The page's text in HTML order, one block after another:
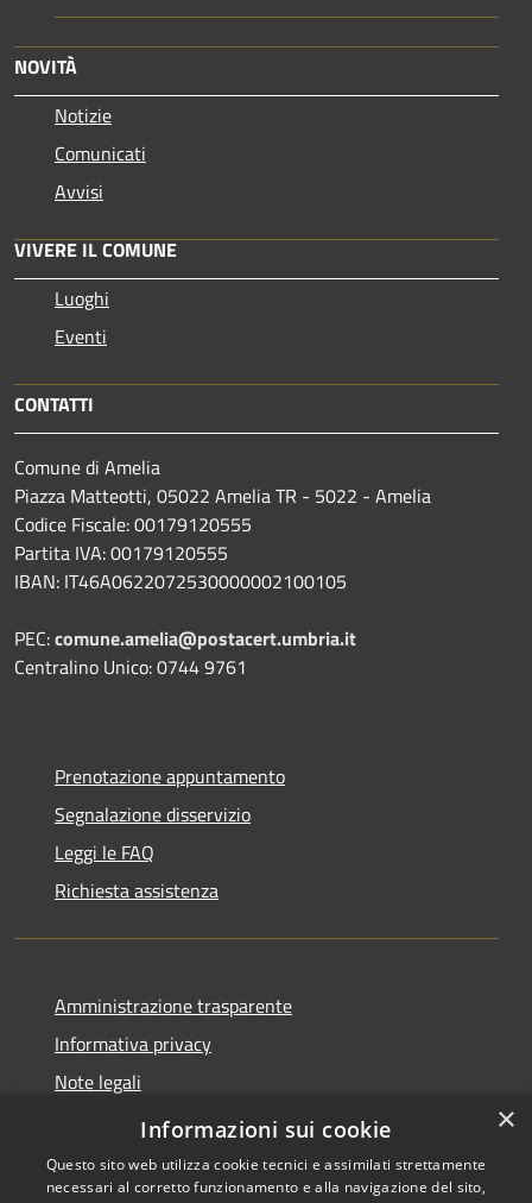
NOVITÀ
Notizie
Comunicati
Avvisi
VIVERE IL COMUNE
Luoghi
Eventi
CONTATTI
Comune di Amelia
Piazza Matteotti, 05022 Amelia TR - 5022 - Amelia
Codice Fiscale: 00179120555
Partita IVA: 00179120555
IBAN: IT46A0622072530000002100105
PEC:comune.amelia@postacert.umbria.it
Centralino Unico: 0744 9761
Prenotazione appuntamento
Segnalazione disservizio
Leggi le FAQ
Richiesta assistenza
Amministrazione trasparente
Informativa privacy
Note legali
Dichiarazione di accessibilità
×
Informazioni sui cookie
Questo sito web utilizza cookie tecnici e assimilati strettamente
necessari al corretto funzionamento e alla navigazione del sito,